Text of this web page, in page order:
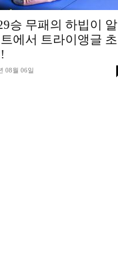
승 무패의 하빕이 알
에서 트라이앵글 초
08월 06일